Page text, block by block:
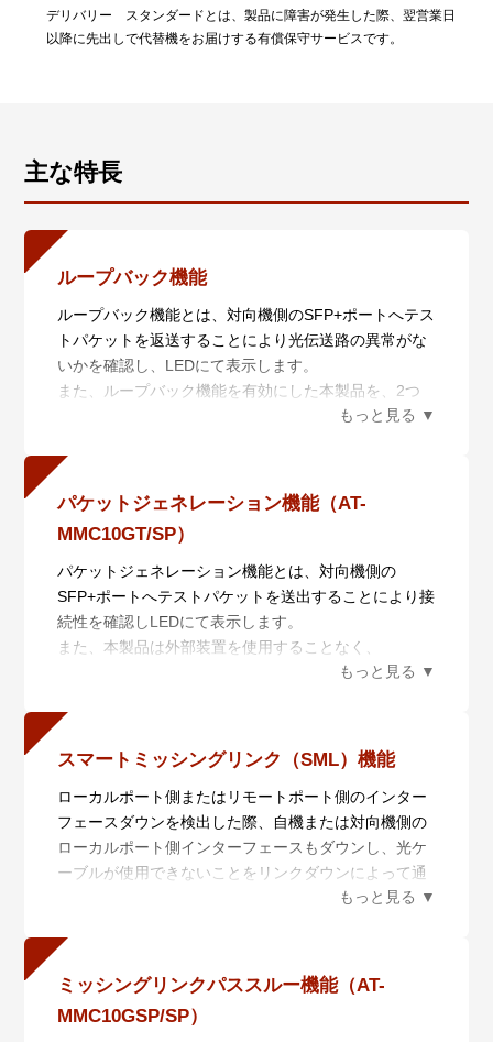
デリバリー スタンダードとは、製品に障害が発生した際、翌営業日
以降に先出しで代替機をお届けする有償保守サービスです。
主な特長
ループバック機能
ループバック機能とは、対向機側のSFP+ポートへテス
トパケットを返送することにより光伝送路の異常がな
いかを確認し、LEDにて表示します。
また、ループバック機能を有効にした本製品を、2つ
のAlliedWare Plus搭載のインテリジェント・スイッチ
と、一方のスイッチまたはルーターポートから送信し
たテストパケットが、もう一方のポートで受信され、
テスト結果としてパケット送受信数が表示できます。
パケットの送受信数差異により、動作・障害状況の把
握ができ、通信設備納品時の試験やトラブルシュート
に威力を発揮します。
パケットジェネレーション機能（AT-
MMC10GT/SP）
パケットジェネレーション機能とは、対向機側の
SFP+ポートへテストパケットを送出することにより接
続性を確認しLEDにて表示します。
また、本製品は外部装置を使用することなく、
MMC10Gシリーズの対向使用のみで確認することがで
スマートミッシングリンク（SML）機能
ローカルポート側またはリモートポート側のインター
フェースダウンを検出した際、自機または対向機側の
ローカルポート側インターフェースもダウンし、光ケ
ーブルが使用できないことをリンクダウンによって通
知できます。この機能はポート設定切替スイッチによ
ミッシングリンクパススルー機能（AT-
MMC10GSP/SP）